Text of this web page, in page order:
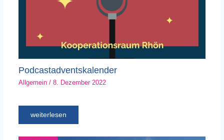
Podcastadventskalender
Allgemein/ 8. Dezember 2022
weiterlesen